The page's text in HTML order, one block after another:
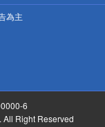
為主
6
Right Reserved